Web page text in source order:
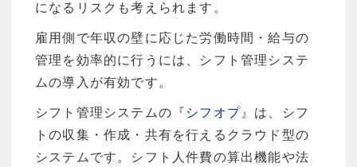
になるリスクも考えられます。
雇用側で年収の壁に応じた労働時間・給与の
管理を効率的に行うには、シフト管理システ
ムの導入が有効です。
シフト管理システムの『 シフオプ 』は、シフ
トの収集・作成・共有を行えるクラウド型の
システムです。シフト人件費の算出機能や法